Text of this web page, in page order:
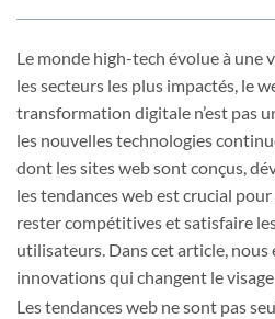
Le monde high-tech évolue à une
les secteurs les plus impactés, le
transformation digitale n’est pas
les nouvelles technologies
dont les sites web sont conçus,
les tendances web est crucial
rester compétitives et satisfaire
utilisateurs. Dans cet article,
innovations qui changent le
Les tendances web ne sont pas